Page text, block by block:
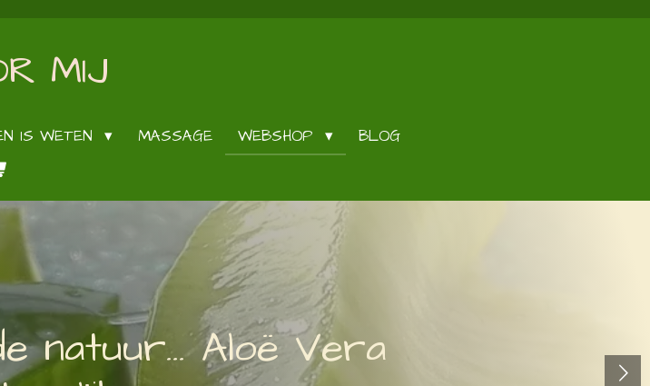
MIJ
IS WETEN MASSAGE WEBSHOP
BLOG
natuur... Aloë Vera